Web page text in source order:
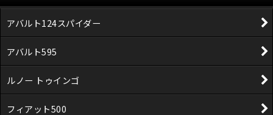
アバルト124スパイダー
アバルト595
ルノー トゥインゴ
フィアット500